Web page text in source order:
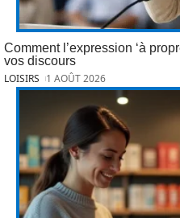
Comment l’expression ‘à
vos discours
LOISIRS 1 AOÛT 2026